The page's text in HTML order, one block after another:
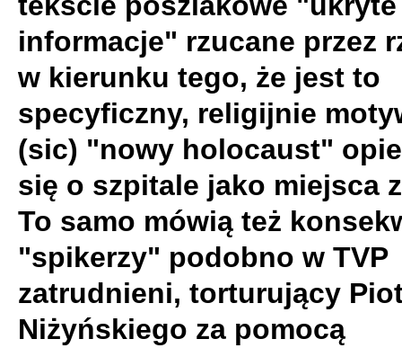
informacje" rzucane przez
w kierunku tego, że jest to
specyficzny, religijnie
(sic) "nowy holocaust"
się o szpitale jako miejsca
To samo mówią też
"spikerzy" podobno w TVP
zatrudnieni, torturujący
Niżyńskiego za pomocą